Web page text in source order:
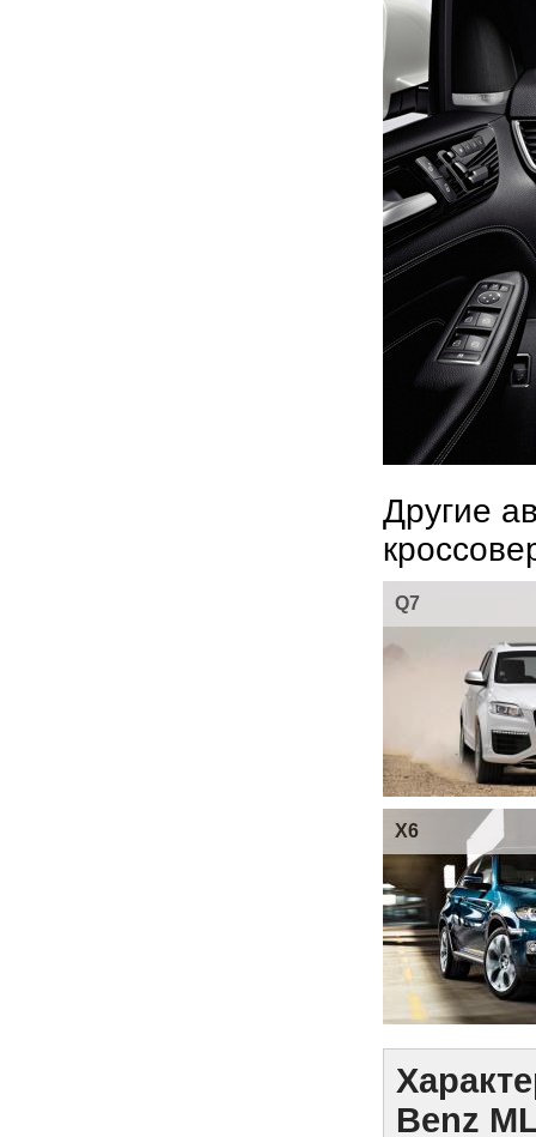
Другие
Q7
X6
Benz